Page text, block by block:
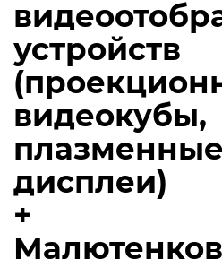
устройств
видеокубы,
дисплеи)
+